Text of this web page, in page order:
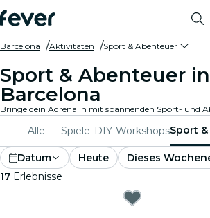
Barcelona Aktivitäten Sport & Abenteuer
Sport & Abenteuer in
Barcelona
Alle Spiele DIY-WorkshopsSport
Datum Heute Dieses
17 Erlebnisse